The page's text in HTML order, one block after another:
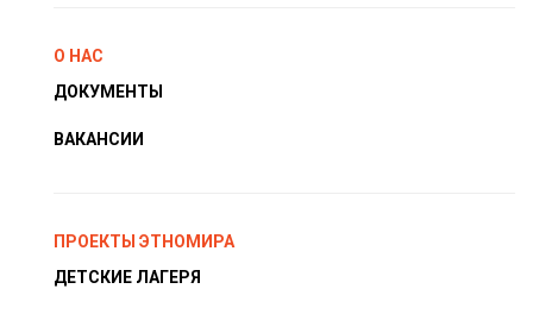
О НАС
ДОКУМЕНТЫ
ВАКАНСИИ
ПРОЕКТЫ ЭТНОМИРА
ДЕТСКИЕ ЛАГЕРЯ